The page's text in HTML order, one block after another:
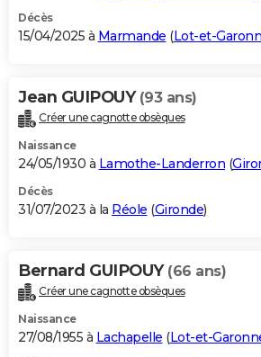
Décès
15/04/2025 à Marmande (Lot-et-
Jean GUIPOUY (93 ans)
Créer une cagnotte obsèques
Naissance
24/05/1930 à Lamothe-Landerron (
Décès
31/07/2023 à la Réole (Gironde)
Bernard GUIPOUY (66 ans)
Créer une cagnotte obsèques
Naissance
27/08/1955 à Lachapelle (Lot-et-